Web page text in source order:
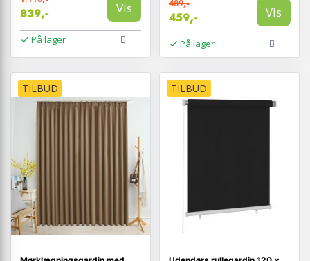
839,- Vis
På lager
489,-
459,- Vis
På lager
TILBUD TILBUD